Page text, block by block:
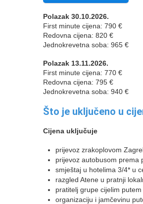
Polazak 30.10.2026.
First minute cijena: 790 €
Redovna cijena: 820 €
Jednokrevetna soba: 965 €
Polazak 13.11.2026.
First minute cijena: 770 €
Redovna cijena: 795 €
Jednokrevetna soba: 940 €
Što je uključeno u
Cijena uključuje
prijevoz zrakoplovom
prijevoz autobusom prema
smještaj u hotelima 3/4* u
razgled Atene u pratnji
pratitelj grupe cijelim putem
organizaciju i jamčevinu